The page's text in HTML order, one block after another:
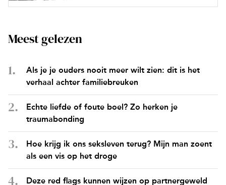
Meest gelezen
Als je je ouders nooit meer wilt zien: dit is het
verhaal achter familiebreuken
Echte liefde of foute boel? Zo herken je
traumabonding
Hoe krijg ik ons seksleven terug? Mijn man zoent
als een vis op het droge
Deze red flags kunnen wijzen op partnergeweld